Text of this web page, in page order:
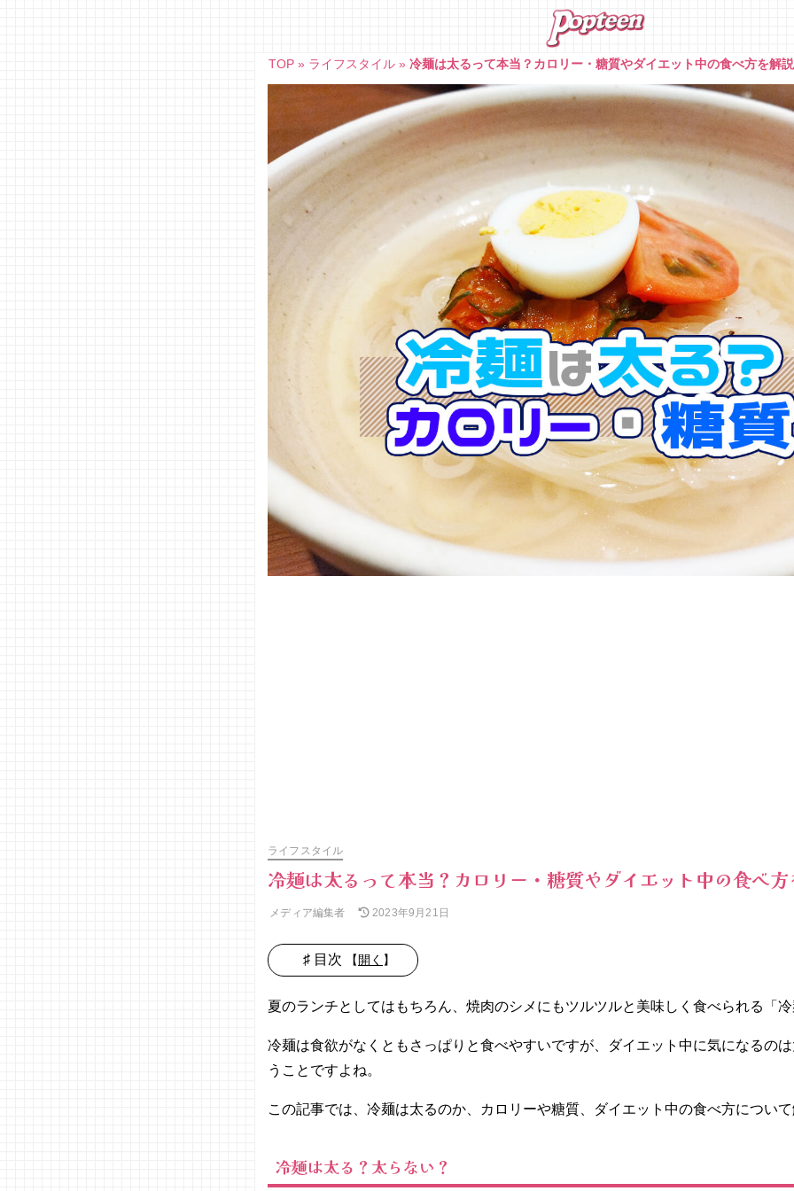
TOP » ライフスタイル »冷麺は太るって本当？カロリー・糖質やダイエット中の食べ方を解説
ライフスタイル
冷麺は太るって本当？カロリー・糖質やダイエット中の食べ
メディア編集者 2023年9月21日
♯ 目次 【開く 】
太る？太ら
02. 冷麺の
カロリー・
れくらい？
んのカ
夏のランチとしてはもちろん、焼肉のシメにもツルツルと美味しく食べられる「
冷麺は食欲がなくともさっぱりと食べやすいですが、ダイエット中に気になるの
うことですよね。
この記事では、冷麺は太るのか、カロリーや糖質、ダイエット中の食べ方につい
冷麺は太る？太らない？